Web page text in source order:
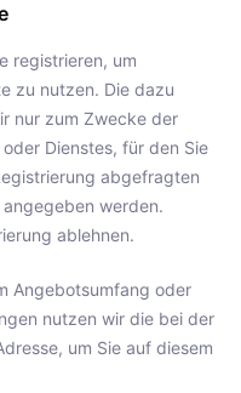
registrieren, um
zu nutzen. Die dazu
nur zum Zwecke der
Dienstes, für den Sie
abgefragten
werden.
ablehnen.
Angebotsumfang oder
nutzen wir die bei der
um Sie auf diesem